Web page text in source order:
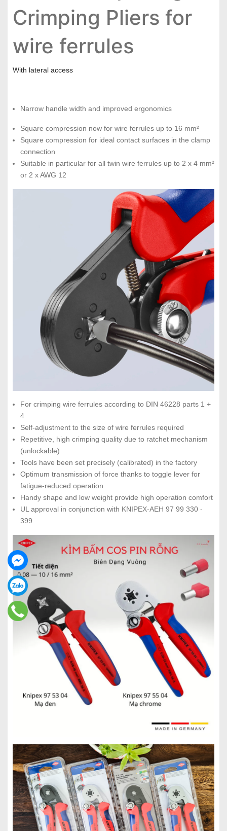
Crimping Pliers for
wire ferrules
With lateral access
Narrow handle width and improved ergonomics
Square compression now for wire ferrules up to 16 mm²
Square compression for ideal contact surfaces in the clamp
connection
Suitable in particular for all twin wire ferrules up to 2 x 4 mm²
or 2 x AWG 12
For crimping wire ferrules according to DIN 46228 parts 1 +
4
Self-adjustment to the size of wire ferrules required
Repetitive, high crimping quality due to ratchet mechanism
(unlockable)
Tools have been set precisely (calibrated) in the factory
Optimum transmission of force thanks to toggle lever for
fatigue-reduced operation
Handy shape and low weight provide high operation comfort
UL approval in conjunction with KNIPEX-AEH 97 99 330 -
399